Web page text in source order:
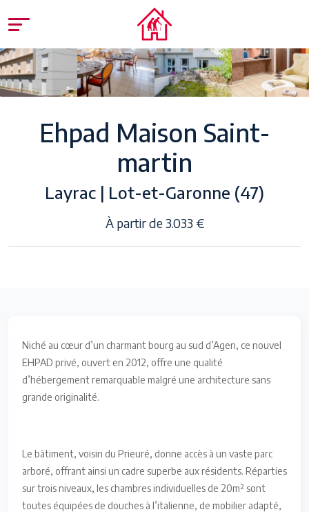
Ehpad Maison Saint-
martin
Layrac | Lot-et-Garonne (47)
À partir de 3.033 €
Niché au cœur d’un charmant bourg au sud d’Agen, ce nouvel
EHPAD privé, ouvert en 2012, offre une qualité
d’hébergement remarquable malgré une architecture sans
grande originalité.
Le bâtiment, voisin du Prieuré, donne accès à un vaste parc
arboré, offrant ainsi un cadre superbe aux résidents. Réparties
sur trois niveaux, les chambres individuelles de 20m² sont
toutes équipées de douches à l’italienne, de mobilier adapté,